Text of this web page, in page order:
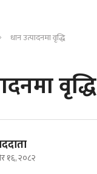
धान उत्पादनमा वृद्धि
वृद्धि
१६, २०८२